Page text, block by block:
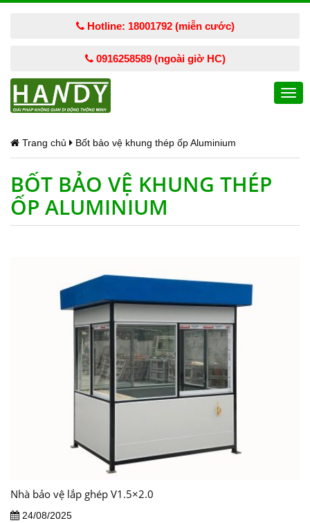
Hotline: 18001792 (miễn cước)
0916258589 (ngoài giờ HC)
Trang chủ Bốt bảo vệ khung thép ốp Aluminium
BỐT BẢO VỆ KHUNG THÉP
ỐP ALUMINIUM
Nhà bảo vệ lắp ghép V1.5×2.0
24/08/2025